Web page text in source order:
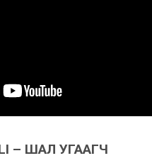
LI – ШАЛ УГААГЧ